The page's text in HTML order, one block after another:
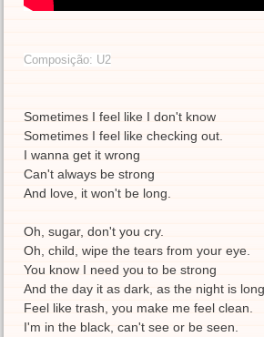
Composição: U2
Sometimes I feel like I don't know
Sometimes I feel like checking out.
I wanna get it wrong
Can't always be strong
And love, it won't be long.
Oh, sugar, don't you cry.
Oh, child, wipe the tears from your eye.
You know I need you to be strong
And the day it as dark, as the night is long.
Feel like trash, you make me feel clean.
I'm in the black, can't see or be seen.